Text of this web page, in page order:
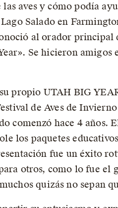
aves y cómo podía
Salado en
al orador
Se hicieron amigos
propio UTAH BIG
de Aves de
comenzó hace 4
los paquetes
fue un éxito
otros, como lo fue
quizás no sepan